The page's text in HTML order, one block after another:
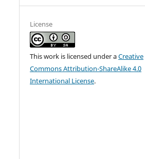
License
This work is licensed under aCreative
Commons Attribution-ShareAlike 4.0
International License.